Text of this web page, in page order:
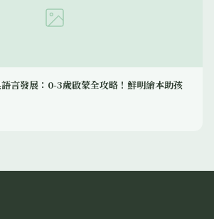
言發展：0-3歲啟蒙全攻略！鮮明繪本助孩